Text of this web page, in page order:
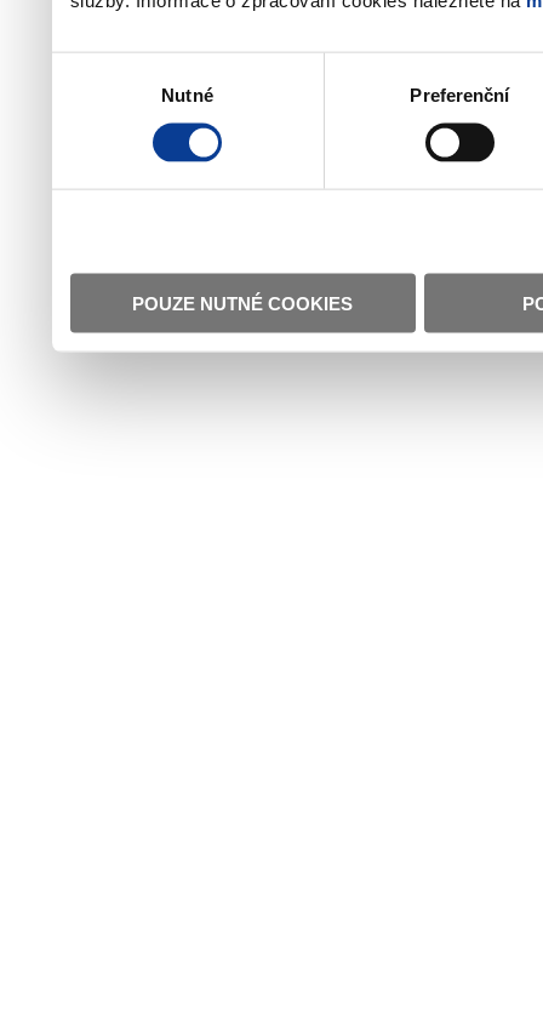
Nutné Preferenční
POUZE NUTNÉ COOKIES